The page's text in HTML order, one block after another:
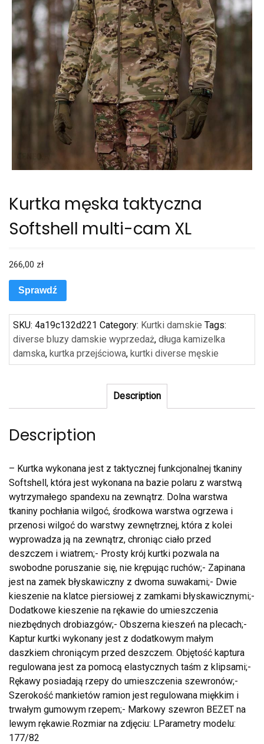
Kurtka męska taktyczna
Softshell multi-cam XL
266,00 zł
Sprawdź
SKU: 4a19c132d221 Category: Kurtki damskie Tags:
diverse bluzy damskie wyprzedaż, długa kamizelka
damska, kurtka przejściowa, kurtki diverse męskie
Description
Description
– Kurtka wykonana jest z taktycznej funkcjonalnej tkaniny
Softshell, która jest wykonana na bazie polaru z warstwą
wytrzymałego spandexu na zewnątrz. Dolna warstwa
tkaniny pochłania wilgoć, środkowa warstwa ogrzewa i
przenosi wilgoć do warstwy zewnętrznej, która z kolei
wyprowadza ją na zewnątrz, chroniąc ciało przed
deszczem i wiatrem;- Prosty krój kurtki pozwala na
swobodne poruszanie się, nie krępując ruchów;- Zapinana
jest na zamek błyskawiczny z dwoma suwakami;- Dwie
kieszenie na klatce piersiowej z zamkami błyskawicznymi;-
Dodatkowe kieszenie na rękawie do umieszczenia
niezbędnych drobiazgów;- Obszerna kieszeń na plecach;-
Kaptur kurtki wykonany jest z dodatkowym małym
daszkiem chroniącym przed deszczem. Objętość kaptura
regulowana jest za pomocą elastycznych taśm z klipsami;-
Rękawy posiadają rzepy do umieszczenia szewronów;-
Szerokość mankietów ramion jest regulowana miękkim i
trwałym gumowym rzepem;- Markowy szewron BEZET na
lewym rękawie.Rozmiar na zdjęciu: LParametry modelu:
177/82